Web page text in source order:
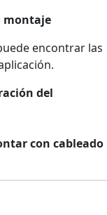
montaje
encontrar las
del
con cableado